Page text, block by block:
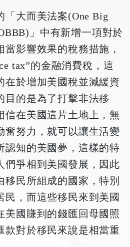
「大而美法案(One Big
」中有新增一項對於
影響效果的稅務措施，
tax”的金融消費稅，這
在於增加美國稅並減緩資
目的是為了打擊非法移
信在美國這片土地上，無
奮努力，就可以讓生活變
認知的美國夢，這樣的特
們爭相到美國發展，因此
移民所組成的國家，特別
民，而這些移民來到美國
美國賺到的錢匯回母國照
款對於移民來說是相當重